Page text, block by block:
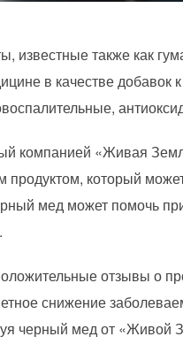
известные также как
в качестве
компанией «Живая
продуктом, который
мед может помочь
отзывы о
снижение
черный мед от «Живой